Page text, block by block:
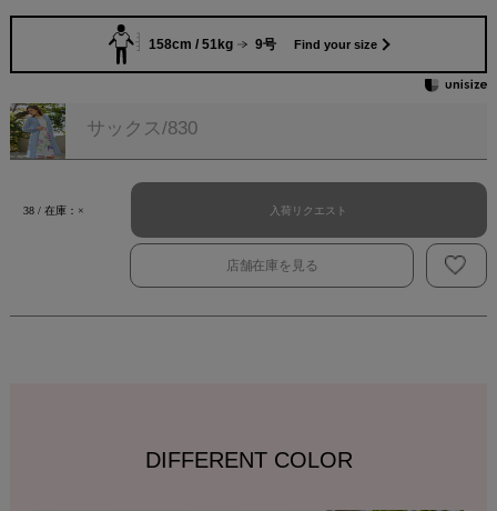
158cm / 51kg 9号 Find your size
サックス/830
38 / 在庫：× 入荷リクエスト
店舗在庫を見る
DIFFERENT COLOR